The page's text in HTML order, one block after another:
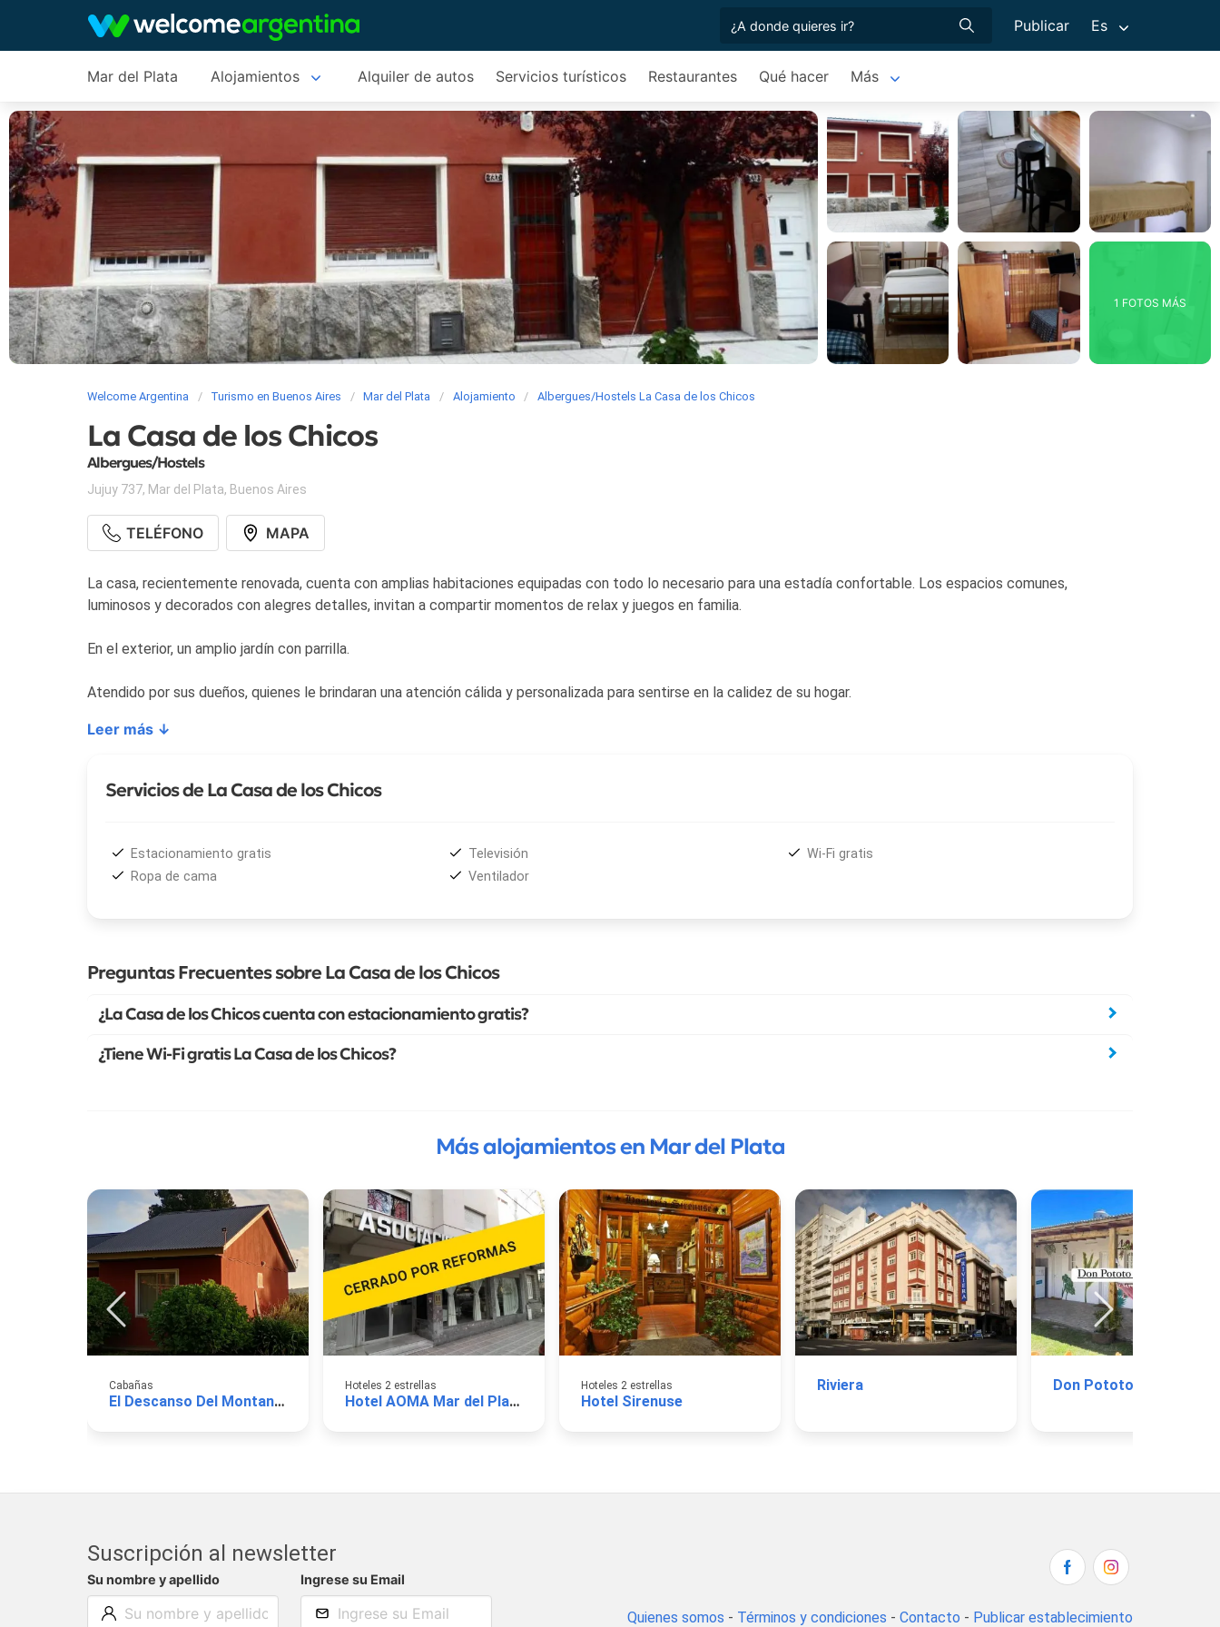
Publicar Es
Mar del Plata Alojamientos Alquiler de autos Servicios turísticos Restaurantes Qué hacer Más
1 FOTOS MÁS
Welcome Argentina Turismo en Buenos Aires Mar del Plata Alojamiento Albergues/Hostels La Casa de los Chicos
La Casa de los Chicos
Albergues/Hostels
Jujuy 737, Mar del Plata, Buenos Aires
TELÉFONO MAPA
La casa, recientemente renovada, cuenta con amplias habitaciones equipadas con todo lo necesario para una estadía confortable. Los espacios comunes,
luminosos y decorados con alegres detalles, invitan a compartir momentos de relax y juegos en familia.
En el exterior, un amplio jardín con parrilla.
Atendido por sus dueños, quienes le brindaran una atención cálida y personalizada para sentirse en la calidez de su hogar.
Leer más ↓
Servicios de La Casa de los Chicos
Estacionamiento gratis
Ropa de cama
Televisión
Ventilador
Wi-Fi gratis
Preguntas Frecuentes sobre La Casa de los Chicos
¿La Casa de los Chicos cuenta con estacionamiento gratis?
¿Tiene Wi-Fi gratis La Casa de los Chicos?
Más alojamientos en Mar del Plata
Cabañas
El Descanso Del Montanes
Hoteles 2 estrellas
Hotel AOMA Mar del Plata
Hoteles 2 estrellas
Hotel Sirenuse
Riviera Don Pototo
Suscripción al newsletter
Su nombre y apellido Ingrese su Email
Quienes somos - Términos y condiciones - Contacto - Publicar establecimiento